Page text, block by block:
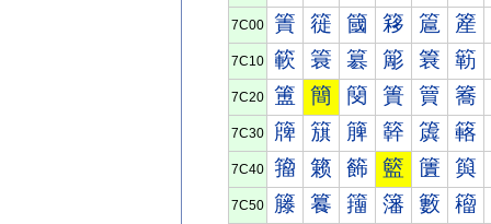
7C00 簀 簁 簂 簃 簄 簅
7C10 簐 簑 簒 簓 簔 簕
7C20 簠 簡 簢 簣 簤 簥
7C30 簰 簱 簲 簳 簴 簵
7C40 籀 籁 籂 籃 籄 籅
7C50 籐 籑 籒 籓 籔 籕